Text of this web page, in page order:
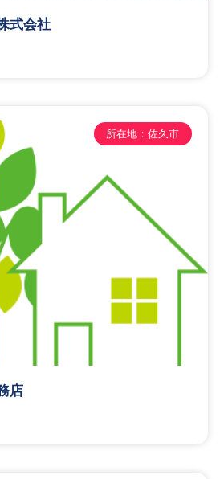
式会社
所在地：佐久市
店